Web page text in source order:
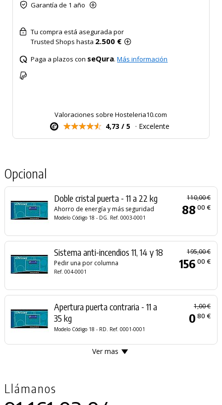
Garantía de 1 año
Tu compra está asegurada por
Trusted Shops hasta 2.500 €
Paga a plazos con seQura.Más información
Valoraciones sobre Hosteleria10.com
4,73 / 5 · Excelente
Opcional
Doble cristal puerta - 11 a 22 kg
Ahorro de energía y más seguridad
Modelo Código 18 - DG. Ref. 0003-0001
110,00 €
88 00 €
Sistema anti-incendios 11, 14 y 18
Pedir una por columna
Ref. 004-0001
195,00 €
156 00 €
Apertura puerta contraria - 11 a
35 kg
Modelo Código 18 - RD. Ref. 0001-0001
1,00 €
0 80 €
Ver mas
Llámanos